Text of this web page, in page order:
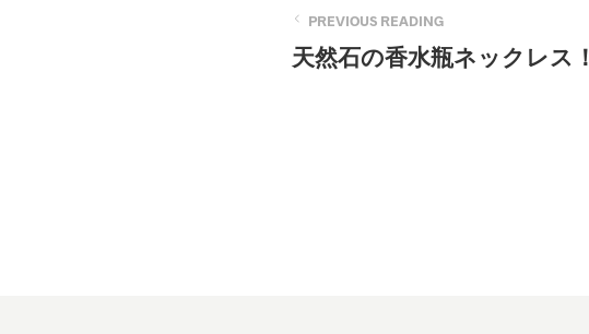
PREVIOUS READING
天然石の香水瓶ネックレス！